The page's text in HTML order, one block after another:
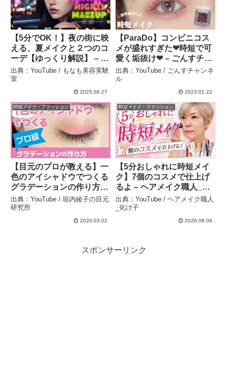
【5分でOK！】夜の街に映
える、夏メイクと２つのコ
ーデ【ゆっくり解説】 – も
なも美容実験室
出典：YouTube / もなも美容実験
室
2025.08.27
【ParaDo】コンビニコス
メが盛れすぎた❤︎時短で可
愛く垢抜け❤︎ – ごんすチャ
ンネル
出典：YouTube / ごんすチャンネ
ル
2023.01.22
時短メイク・ファッション
【目元のプロが教える】一
色のアイシャドウでつくる
グラデーションの作り方｜
垣内綾子の目元研究所
#008 – 垣内綾子の目元研
出典：YouTube / 垣内綾子の目元
研究所
2020.03.02
時短メイク・ファッション
【5分おしゃれに時短メイ
ク】7個のコスメで仕上げ
るよ – ヘアメイク職人_化
け子
出典：YouTube / ヘアメイク職人
_化け子
2026.08.04
スポンサーリンク